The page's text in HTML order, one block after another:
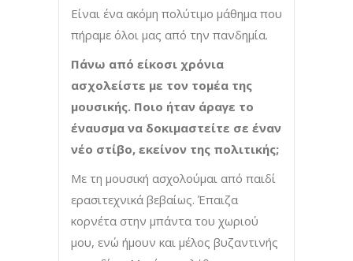
Είναι ένα ακόμη πολύτιμο μάθημα που
πήραμε όλοι μας από την πανδημία.
Πάνω από είκοσι χρόνια
ασχολείστε με τον τομέα της
μουσικής. Ποιο ήταν άραγε το
έναυσμα να δοκιμαστείτε σε έναν
νέο στίβο, εκείνον της πολιτικής;
Με τη μουσική ασχολούμαι από παιδί
ερασιτεχνικά βεβαίως. Έπαιζα
κορνέτα στην μπάντα του χωριού
μου, ενώ ήμουν και μέλος βυζαντινής